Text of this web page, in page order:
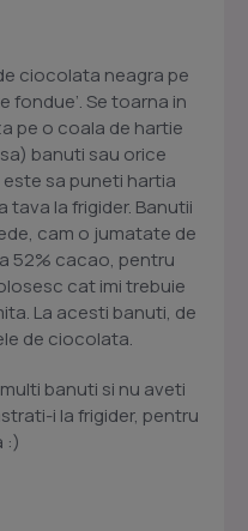
ciocolata neagra pe
fondue’. Se toarna in
pe o coala de hartie
banuti sau orice
sa puneti hartia
tava la frigider. Banutii
cam o jumatate de
52% cacao, pentru
cat imi trebuie
La acesti banuti, de
de ciocolata.
banuti si nu aveti
i la frigider, pentru
:)